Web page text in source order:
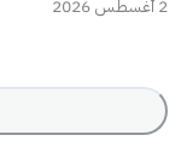
2 أغسطس 2026